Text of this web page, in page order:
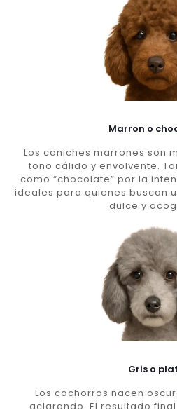
Marron o
Los caniches marrones son
tono cálido y envolvente.
como “chocolate” por la
ideales para quienes buscan
dulce y
Gris o
Los cachorros nacen
aclarando. El resultado